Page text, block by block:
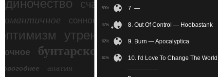
счастье
сонное
утреннее злость
бунтарское
беспокойное
апатия
59% 7. —
47% 8. Out Of Control — Hoobastank
62% 9. Burn — Apocalyptica
61% 10. I'd Love To Change The
11. A Cold Day In Hell: Anthems